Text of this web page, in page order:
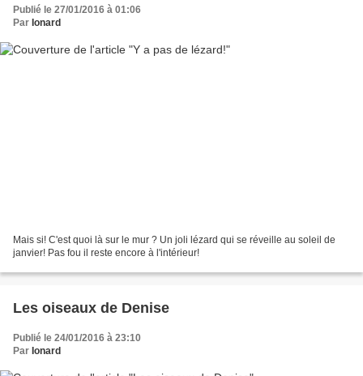
Publié le 27/01/2016 à 01:06
Par Ionard
Mais si! C'est quoi là sur le mur ? Un joli lézard qui se réveille au soleil de
janvier! Pas fou il reste encore à l'intérieur!
Les oiseaux de Denise
Publié le 24/01/2016 à 23:10
Par Ionard